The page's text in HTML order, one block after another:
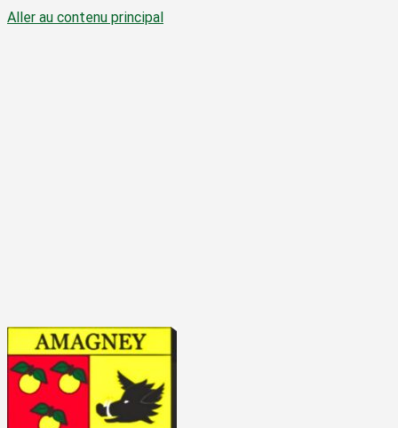
Aller au contenu principal